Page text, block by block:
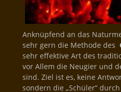
Anknüpfend an das
sehr gern die Methode des
sehr effektive Art des
vor Allem die Neugier und
sind. Ziel ist es, keine
sondern die „Schüler“